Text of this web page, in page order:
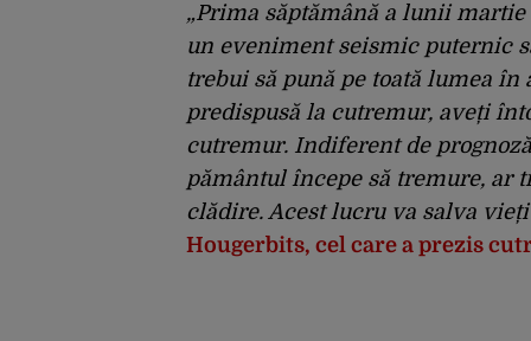
„Prima săptămână a lunii
un eveniment seismic puternic
trebui să pună pe toată lumea
predispusă la cutremur, aveți
cutremur. Indiferent de
pământul începe să tremure, ar
clădire. Acest lucru va salva
Hougerbits, cel care a prezis